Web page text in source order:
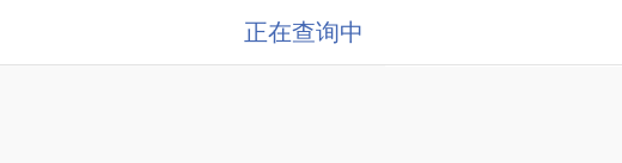
正在查询中